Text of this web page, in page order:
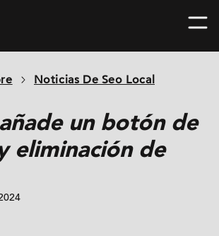
Noticias De Seo Local
un botón de
eliminación de